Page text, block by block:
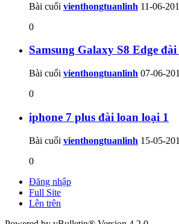
Bài cuối vienthongtuanlinh 11-06-
0
Samsung Galaxy S8 Edge
Bài cuối vienthongtuanlinh 07-06-
0
iphone 7 plus đài loan loại 1
Bài cuối vienthongtuanlinh 15-05-
0
Đăng nhập
Full Site
Lên trên